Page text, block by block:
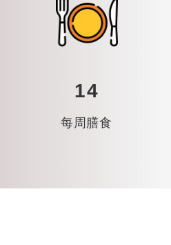
14
每周膳食